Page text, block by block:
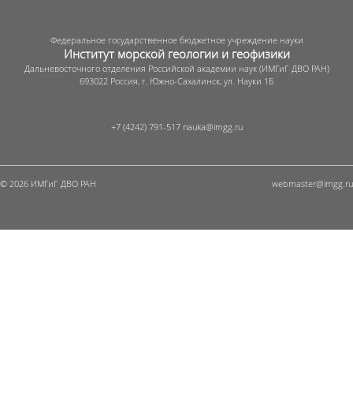
Федеральное государственное бюджетное учреждение науки
Институт морской геологии и геофизики
Дальневосточного отделения Российской академии наук (ИМГиГ ДВО РАН)
693022 Россия, г. Южно-Сахалинск, ул. Науки 1Б
+7 (4242) 791-517
© 2026 ИМГиГ ДВО РАН